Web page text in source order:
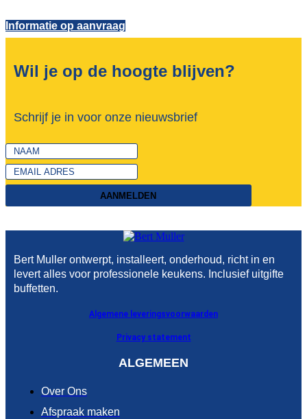
Informatie op aanvraag
Wil je op de hoogte blijven?
Schrijf je in voor onze nieuwsbrief
AANMELDEN
Bert Muller ontwerpt, installeert, onderhoud, richt in en
levert alles voor professionele keukens. Inclusief uitgifte
buffetten.
Algemene leveringsvoorwaarden
Privacy statement
ALGEMEEN
Over Ons
Afspraak maken